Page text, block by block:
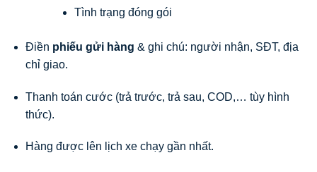
Tình trạng đóng gói
Điền phiếu gửi hàng & ghi chú: người nhận, SĐT, địa
chỉ giao.
Thanh toán cước (trả trước, trả sau, COD,… tùy hình
thức).
Hàng được lên lịch xe chạy gần nhất.